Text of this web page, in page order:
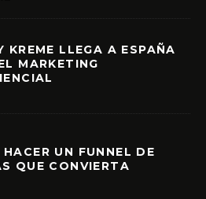
KREME LLEGA A ESPAÑA
MARKETING
UN FUNNEL DE
QUE CONVIERTA